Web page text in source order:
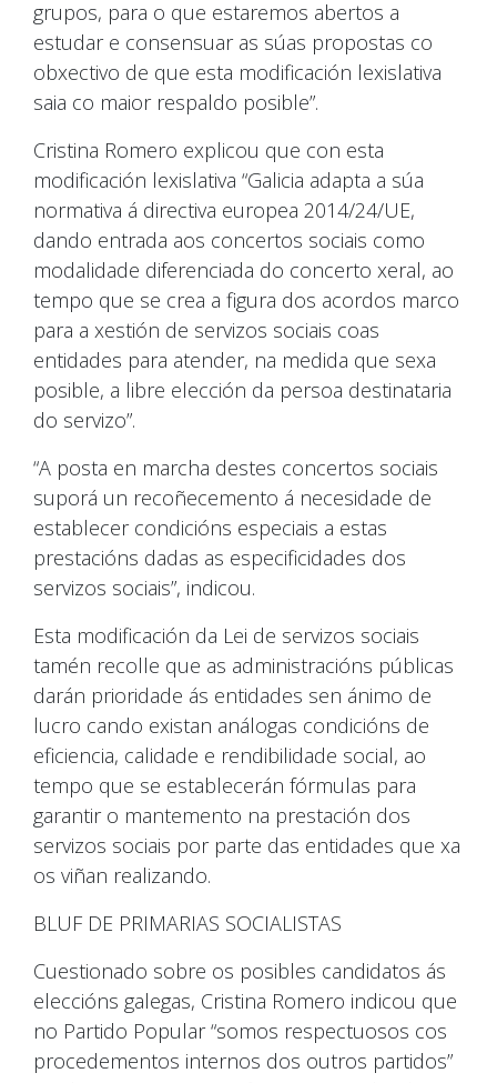
grupos, para o que estaremos abertos a
estudar e consensuar as súas propostas co
obxectivo de que esta modificación lexislativa
saia co maior respaldo posible”.
Cristina Romero explicou que con esta
modificación lexislativa “Galicia adapta a súa
normativa á directiva europea 2014/24/UE,
dando entrada aos concertos sociais como
modalidade diferenciada do concerto xeral, ao
tempo que se crea a figura dos acordos marco
para a xestión de servizos sociais coas
entidades para atender, na medida que sexa
posible, a libre elección da persoa destinataria
do servizo”.
“A posta en marcha destes concertos sociais
suporá un recoñecemento á necesidade de
establecer condicións especiais a estas
prestacións dadas as especificidades dos
servizos sociais”, indicou.
Esta modificación da Lei de servizos sociais
tamén recolle que as administracións públicas
darán prioridade ás entidades sen ánimo de
lucro cando existan análogas condicións de
eficiencia, calidade e rendibilidade social, ao
tempo que se establecerán fórmulas para
garantir o mantemento na prestación dos
servizos sociais por parte das entidades que xa
os viñan realizando.
BLUF DE PRIMARIAS SOCIALISTAS
Cuestionado sobre os posibles candidatos ás
eleccións galegas, Cristina Romero indicou que
no Partido Popular “somos respectuosos cos
procedementos internos dos outros partidos”